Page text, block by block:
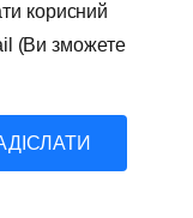
корисний
(Ви зможете